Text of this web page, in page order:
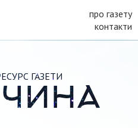
про газету
контакти
ГАЗЕТИ